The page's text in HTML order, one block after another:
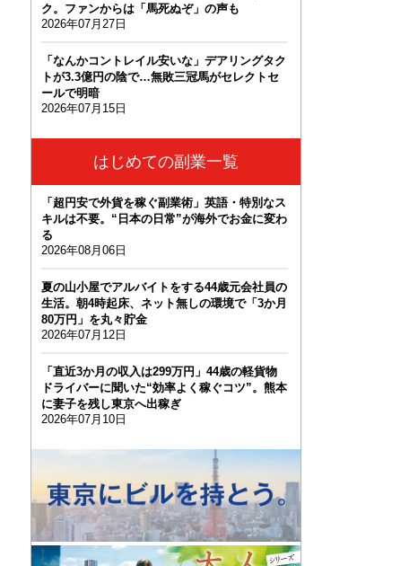
ク。ファンからは「馬死ぬぞ」の声も
2026年07月27日
「なんかコントレイル安いな」デアリングタク
トが3.3億円の陰で…無敗三冠馬がセレクトセ
ールで明暗
2026年07月15日
はじめての副業一覧
「超円安で外貨を稼ぐ副業術」英語・特別なス
キルは不要。“日本の日常”が海外でお金に変わ
る
2026年08月06日
夏の山小屋でアルバイトをする44歳元会社員の
生活。朝4時起床、ネット無しの環境で「3か月
80万円」を丸々貯金
2026年07月12日
「直近3か月の収入は299万円」44歳の軽貨物
ドライバーに聞いた“効率よく稼ぐコツ”。熊本
に妻子を残し東京へ出稼ぎ
2026年07月10日